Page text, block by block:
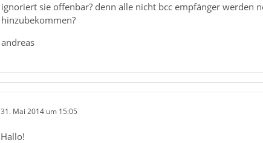
ignoriert sie offenbar? denn alle nicht bcc empfänger
hinzubekommen?
andreas
31. Mai 2014 um 15:05
Hallo!